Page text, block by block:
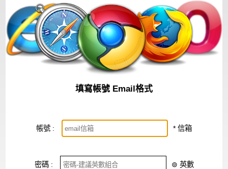
填寫帳號 Email格式
帳號 : * 信箱
密碼 : ⊚ 英數